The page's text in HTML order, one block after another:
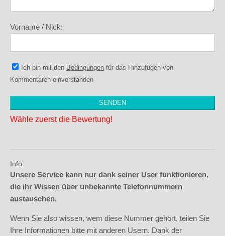
Vorname / Nick:
Ich bin mit den Bedingungen für das Hinzufügen von
Kommentaren einverstanden
Wähle zuerst die Bewertung!
Info:
Unsere Service kann nur dank seiner User funktionieren,
die ihr Wissen über unbekannte Telefonnummern
austauschen.
Wenn Sie also wissen, wem diese Nummer gehört, teilen Sie
Ihre Informationen bitte mit anderen Usern. Dank der